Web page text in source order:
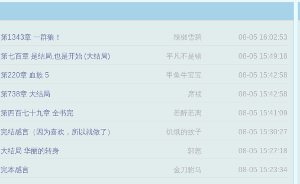
第1343章 一群狼！ 辣椒雪碧 08-05 16:02:53
第七百章 是结局,也是开始 (大结局) 平凡不是错 08-05 15:49:18
第220章 血族 5 甲鱼牛宝宝 08-05 15:42:58
第738章 大结局 席祯 08-05 15:42:58
第四百七十九章 全书完 若醉若离 08-05 15:41:09
完结感言（因为喜欢，所以就做了） 饥饿的蚊子 08-05 15:30:27
大结局 华丽的转身 郭怒 08-05 15:27:18
完本感言 金刀驸马 08-05 15:23:34